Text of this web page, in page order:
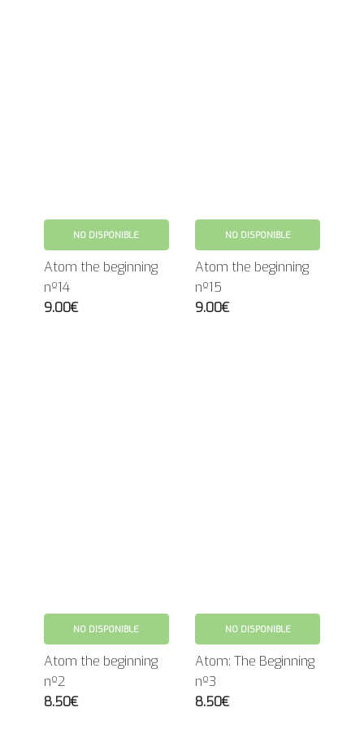
NO DISPONIBLE
Atom the beginning
nº14
9.00€
NO DISPONIBLE
Atom the beginning
nº15
9.00€
NO DISPONIBLE
Atom the beginning
nº2
8.50€
NO DISPONIBLE
Atom: The Beginning
nº3
8.50€